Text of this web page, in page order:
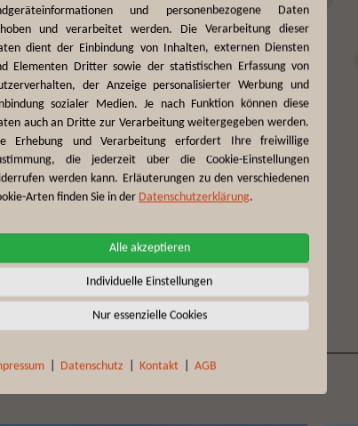
Bildergalerie
und personenbezogene Daten
und verarbeitet werden. Die Verarbeitung dieser
dient der Einbindung von Inhalten, externen Diensten
Elementen Dritter sowie der statistischen Erfassung von
der Anzeige personalisierter Werbung und
sozialer Medien. Je nach Funktion können diese
auch an Dritte zur Verarbeitung weitergegeben werden.
Erhebung und Verarbeitung erfordert Ihre freiwillige
die jederzeit über die Cookie-Einstellungen
werden kann. Erläuterungen zu den verschiedenen
Arten finden Sie in der Datenschutzerklärung.
Alle akzeptieren
Individuelle Einstellungen
Nur essenzielle Cookies
Datenschutz Kontakt AGB